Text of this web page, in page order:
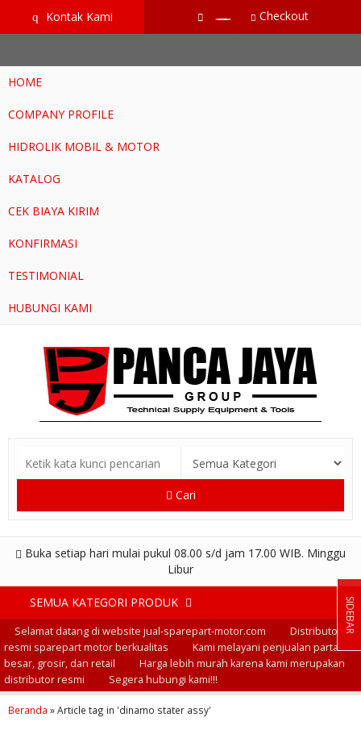
google-site-verification=RoKuikKKhptiWlhVH0-mBoWEpW-
YTG8htM_ix_Dp9Go
q Kontak Kami Checkout
HOME
COMPANY PROFILE
HIDROLIK MOBIL & MOTOR
KATALOG
CEK BIAYA KIRIM
KONFIRMASI
TESTIMONIAL
HUBUNGI KAMI
Cari
Buka setiap hari mulai pukul 08.00 s/d jam 17.00 WIB. Minggu
Libur
SEMUA KATEGORI PRODUK
Selamat datang di website jual-sparepart-motor.com
Distributor
resmi sparepart motor berkualitas
Kami melayani penjualan partai
besar, grosir, dan retail
Harga lebih murah karena kami merupakan
distributor resmi
Segera hubungi kami!!!
Beranda »Article tag in 'dinamo stater assy'
SIDEBAR